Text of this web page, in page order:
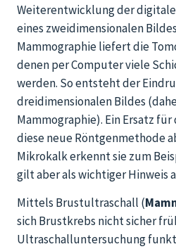
Weiterentwicklung der
eines zweidimensionalen
Mammographie liefert die
denen per Computer viele
werden. So entsteht der
dreidimensionalen Bildes
Mammographie). Ein Ersatz
diese neue Röntgenmethode
Mikrokalk erkennt sie zum
gilt aber als wichtiger Hinweis
Mittels Brustultraschall (
sich Brustkrebs nicht sicher
Ultraschalluntersuchung